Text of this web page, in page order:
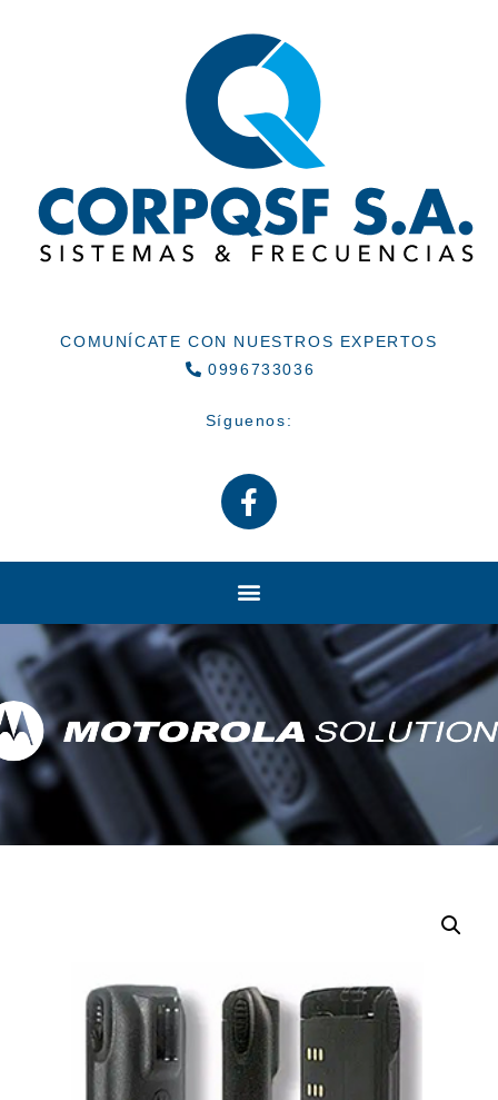
COMUNÍCATE CON NUESTROS EXPERTOS
0996733036
Síguenos: